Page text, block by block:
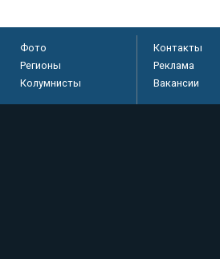
Фото
Регионы
Колумнисты
Контакты
Реклама
Вакансии